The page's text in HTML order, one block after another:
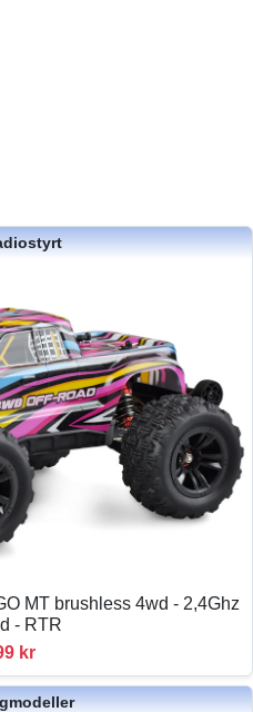
MT brushless 4wd - 2,4Ghz
- RTR
kr